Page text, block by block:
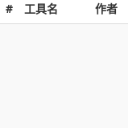
# 工具名 作者